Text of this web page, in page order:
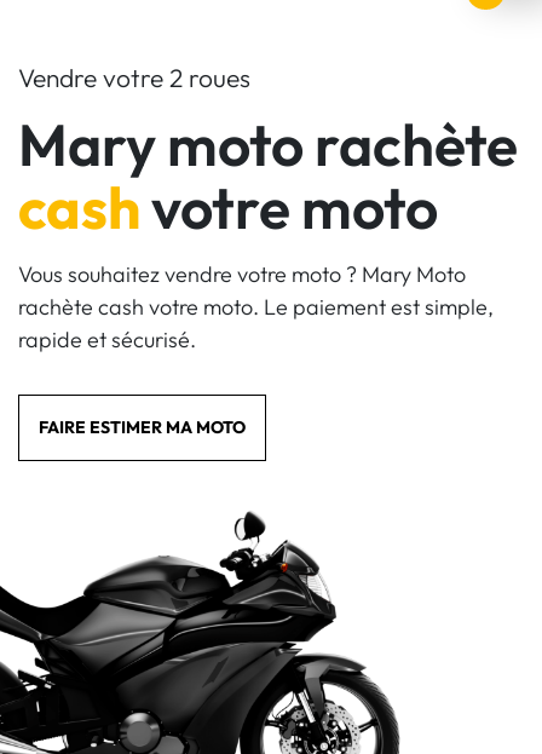
Vendre votre 2 roues
Mary moto rachète
cashvotre moto
Vous souhaitez vendre votre moto ? Mary Moto
rachète cash votre moto. Le paiement est simple,
rapide et sécurisé.
FAIRE ESTIMER MA MOTO